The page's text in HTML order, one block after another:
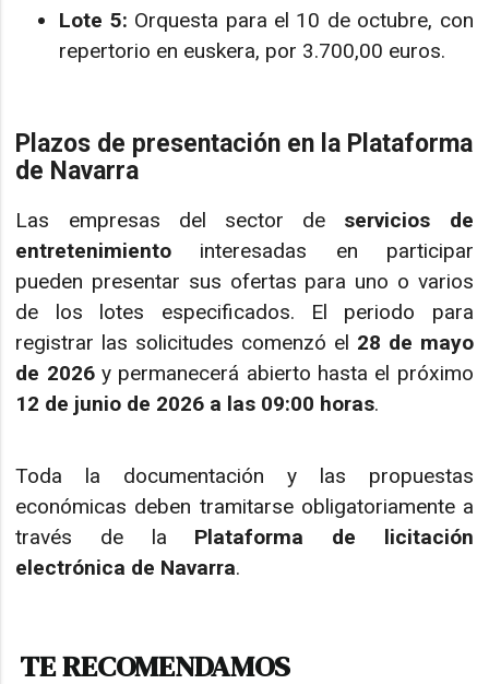
Lote 5: Orquesta para el 10 de octubre, con
repertorio en euskera, por 3.700,00 euros.
Plazos de presentación en la Plataforma
de Navarra
Las empresas del sector de servicios de
entretenimiento interesadas en participar
pueden presentar sus ofertas para uno o varios
de los lotes especificados. El periodo para
registrar las solicitudes comenzó el 28 de mayo
de 2026y permanecerá abierto hasta el próximo
12 de junio de 2026 a las 09:00 horas.
Toda la documentación y las propuestas
económicas deben tramitarse obligatoriamente a
través de la Plataforma de licitación
electrónica de Navarra.
TE RECOMENDAMOS